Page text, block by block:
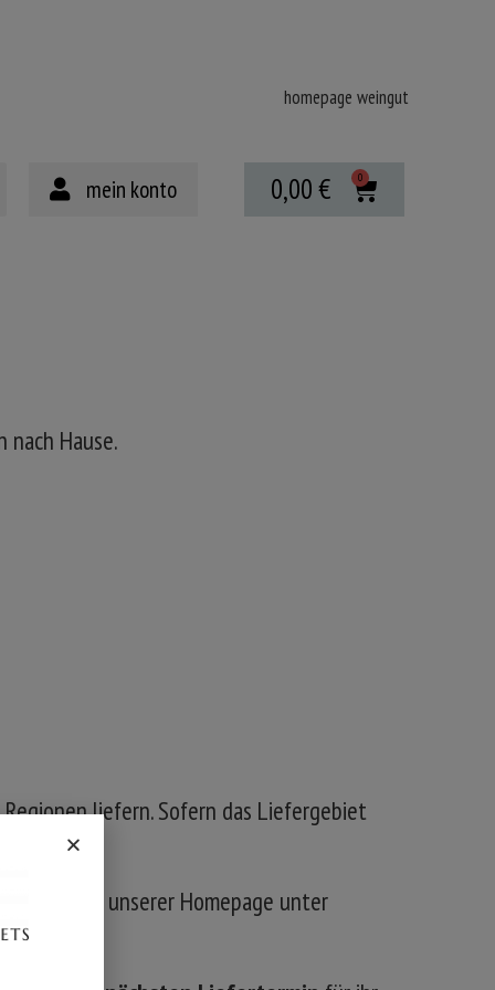
homepage weingut
mein konto 0,00€
nach Hause.
liefern. Sofern das Liefergebiet
unserer Homepage unter